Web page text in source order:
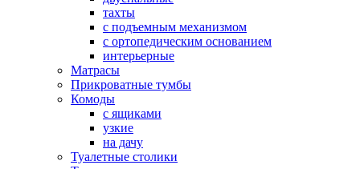
тахты
с подъемным механизмом
с ортопедическим основанием
интерьерные
Матрасы
Прикроватные тумбы
Комоды
с ящиками
узкие
на дачу
Туалетные столики